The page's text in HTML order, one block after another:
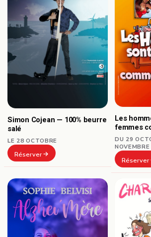
Simon Cojean — 100% beurre
salé
LE 28 OCTOBRE
Réserver
Les
femmes
DU 29
NOVEMBRE
Réserver